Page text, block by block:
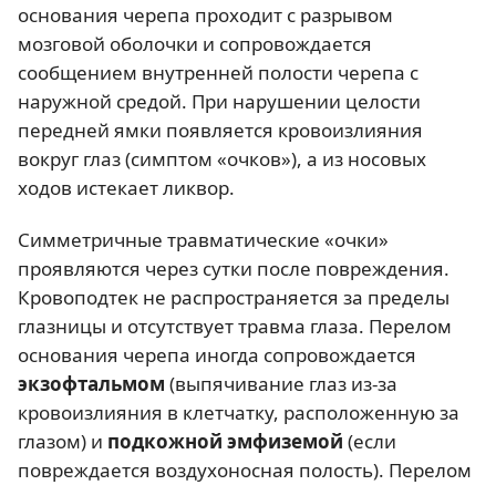
основания черепа проходит с разрывом
мозговой оболочки и сопровождается
сообщением внутренней полости черепа с
наружной средой. При нарушении целости
передней ямки появляется кровоизлияния
вокруг глаз (симптом «очков»), а из носовых
ходов истекает ликвор.
Симметричные травматические «очки»
проявляются через сутки после повреждения.
Кровоподтек не распространяется за пределы
глазницы и отсутствует травма глаза. Перелом
основания черепа иногда сопровождается
экзофтальмом (выпячивание глаз из-за
кровоизлияния в клетчатку, расположенную за
глазом) и подкожной эмфиземой (если
повреждается воздухоносная полость). Перелом